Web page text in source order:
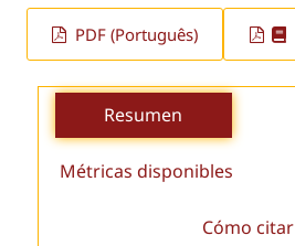
PDF (Português)
Resumen
Métricas disponibles
Cómo citar